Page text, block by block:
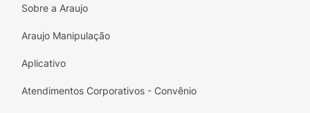
Sobre a Araujo
Araujo Manipulação
Aplicativo
Atendimentos Corporativos - Convênio